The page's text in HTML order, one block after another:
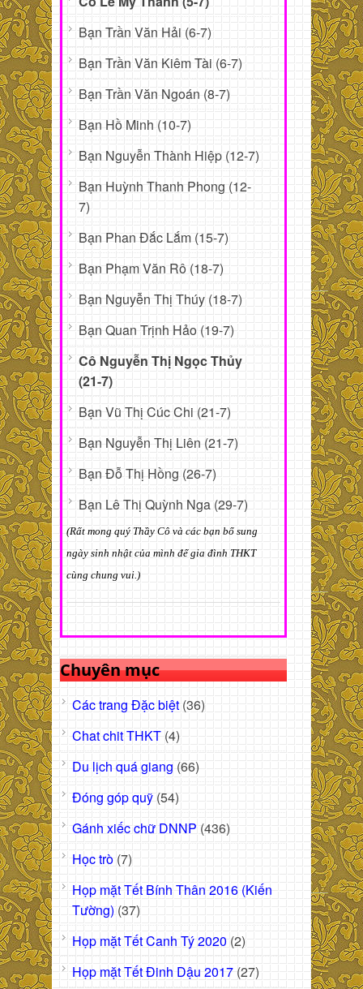
Bạn Trần Văn Hải (6-7)
Bạn Trần Văn Kiêm Tài (6-7)
Bạn Trần Văn Ngoán (8-7)
Bạn Hồ Minh (10-7)
Bạn Nguyễn Thành Hiệp (12-7)
Bạn Huỳnh Thanh Phong (12-
7)
Bạn Phan Đắc Lắm (15-7)
Bạn Phạm Văn Rô (18-7)
Bạn Nguyễn Thị Thúy (18-7)
Bạn Quan Trịnh Hảo (19-7)
Cô Nguyễn Thị Ngọc Thủy
(21-7)
Bạn Vũ Thị Cúc Chi (21-7)
Bạn Nguyễn Thị Liên (21-7)
Bạn Đỗ Thị Hồng (26-7)
Bạn Lê Thị Quỳnh Nga (29-7)
(Rất mong quý Thầy Cô và các bạn bổ sung
ngày sinh nhật của mình để gia đình THKT
cùng chung vui.)
Chuyên mục
Các trang Đặc biệt (36)
Chat chit THKT (4)
Du lịch quá giang (66)
Đóng góp quỹ (54)
Gánh xiếc chữ DNNP (436)
Học trò (7)
Họp mặt Tết Bính Thân 2016 (Kiến
Tường) (37)
Họp mặt Tết Canh Tý 2020 (2)
Họp mặt Tết Đinh Dậu 2017 (27)